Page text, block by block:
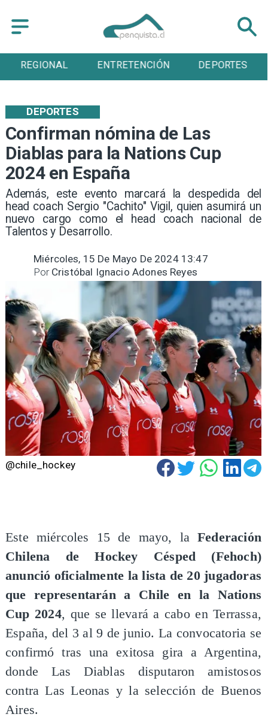
REGIONAL ENTRETENCIÓN DEPORTES
Confirman nómina de Las
Diablas para la Nations Cup
2024 en España
​Además, este evento marcará la despedida del
head coach Sergio "Cachito" Vigil, quien asumirá un
nuevo cargo como el head coach nacional de
Talentos y Desarrollo.
DEPORTES
Miércoles, 15 De Mayo De 2024 13:47
Cristóbal Ignacio Adones Reyes
Por
@chile_hockey
Este miércoles 15 de mayo, laFederación
Chilena de Hockey Césped (Fehoch)
anunció oficialmente la lista de 20 jugadoras
que representarán a Chile en la Nations
Cup 2024, que se llevará a cabo en Terrassa,
España, del 3 al 9 de junio. La convocatoria se
confirmó tras una exitosa gira a Argentina,
donde Las Diablas disputaron amistosos
contra Las Leonas y la selección de Buenos
Aires.